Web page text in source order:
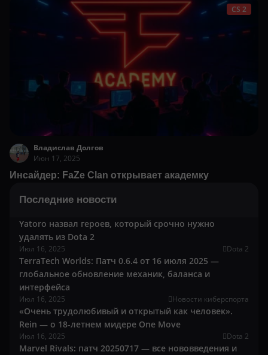
CS 2
Владислав Долгов
Июн 17, 2025
Инсайдер: FaZe Clan открывает академку
Последние новости
Yatoro назвал героев, который срочно нужно
удалять из Dota 2
Июл 16, 2025 Dota 2
TerraTech Worlds: Патч 0.6.4 от 16 июля 2025 —
глобальное обновление механик, баланса и
интерфейса
Июл 16, 2025 Новости киберспорта
«Очень трудолюбивый и открытый как человек».
Rein — о 18-летнем мидере One Move
Июл 16, 2025 Dota 2
Marvel Rivals: патч 20250717 — все нововведения и